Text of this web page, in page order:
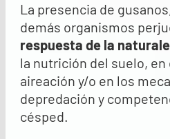
La presencia de
demás organismos
respuesta de la
la nutrición del suelo, en
aireación y/o en los
depredación y
césped.